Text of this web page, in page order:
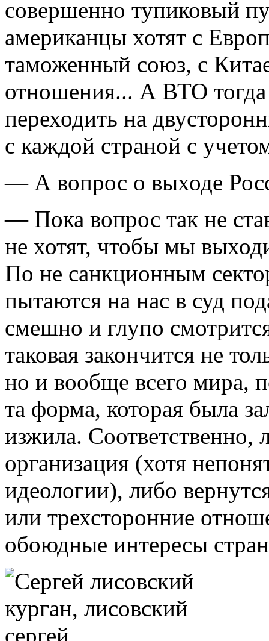
совершенно тупиковый
американцы хотят с
таможенный союз, с
отношения... А ВТО
переходить на
с каждой страной с
— А вопрос о выходе
— Пока вопрос так не
не хотят, чтобы мы
По не санкционным
пытаются на нас в суд
смешно и глупо
таковая закончится не
но и вообще всего мира,
та форма, которая была
изжила. Соответственно,
организация (хотя
идеологии), либо
или трехсторонние
обоюдные интересы